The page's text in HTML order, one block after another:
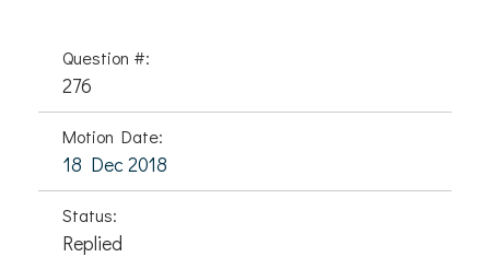
Question #:
276
Motion Date:
18 Dec 2018
Status:
Replied